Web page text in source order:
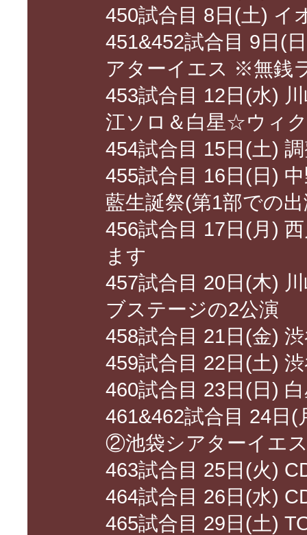
450試合目 8日(土)
451&452試合目 9日(
アターイエス ※無銭
453試合目 12日(水)
江ソロ＆白星☆ウィ
454試合目 15日(土)
455試合目 16日(日)
藍生誕祭(第1部での
456試合目 17日(月)
ます
457試合目 20日(木)
ブステージの2公演
458試合目 21日(金)
459試合目 22日(土)
460試合目 23日(日)
461&462試合目 24日
②池袋シアターイエ
463試合目 25日(火)
464試合目 26日(水)
465試合目 29日(土)